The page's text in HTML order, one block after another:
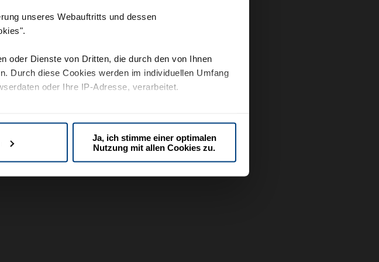
unseres Webauftritts und dessen
oder Dienste von Dritten, die durch den von Ihnen
Durch diese Cookies werden im individuellen Umfang
oder Ihre IP-Adresse, verarbeitet.
Ja, ich stimme einer optimalen
Nutzung mit allen Cookies zu.